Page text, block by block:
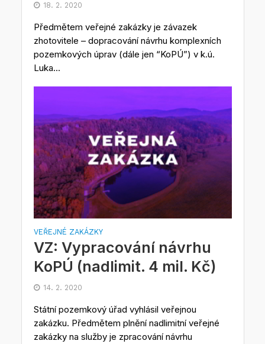
18. 2. 2020
Předmětem veřejné zakázky je závazek
zhotovitele – dopracování návrhu komplexních
pozemkových úprav (dále jen “KoPÚ”) v k.ú.
Luka...
VEŘEJNÉ ZAKÁZKY
VZ: Vypracování návrhu
KoPÚ (nadlimit. 4 mil. Kč)
14. 2. 2020
Státní pozemkový úřad vyhlásil veřejnou
zakázku. Předmětem plnění nadlimitní veřejné
zakázky na služby je zpracování návrhu